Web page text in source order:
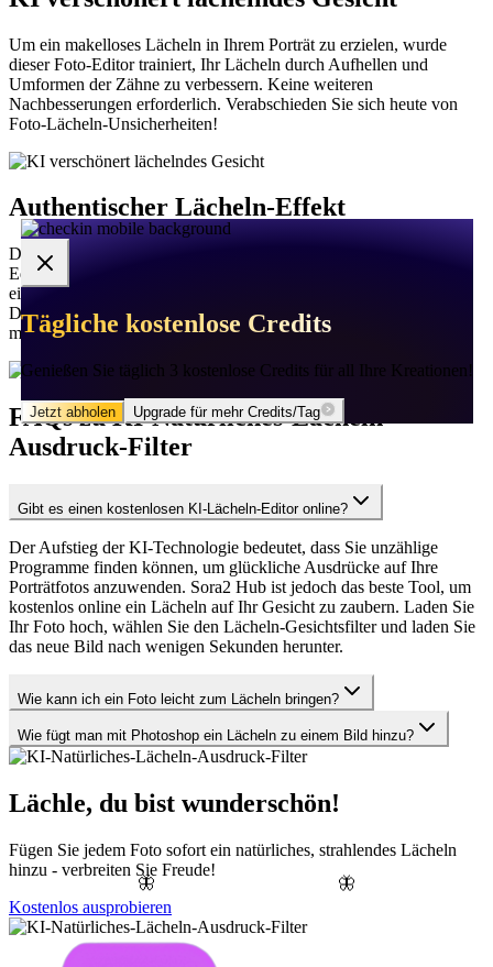
🌸 ✦
🦋 🦋
Um ein makelloses Lächeln in Ihrem Porträt zu erzielen, wurde
dieser Foto-Editor trainiert, Ihr Lächeln durch Aufhellen und
Umformen der Zähne zu verbessern. Keine weiteren
Nachbesserungen erforderlich. Verabschieden Sie sich heute von
Foto-Lächeln-Unsicherheiten!
Authentischer Lächeln-Effekt
Dank seiner hochmodernen KI-Algorithmen kann dieser Lächeln-
Editor Ihr Foto genau erkennen und analysieren und alle
einzigartigen Gesichtszüge identifizieren, die Sie ausmachen.
Danach wird ein super realistisches Lächeln generiert, das nahtlos
mit Ihrem Gesicht verschmilzt.
FAQs zu KI-Natürliches-Lächeln-
Ausdruck-Filter
Gibt es einen kostenlosen KI-Lächeln-Editor online?
Der Aufstieg der KI-Technologie bedeutet, dass Sie unzählige
Programme finden können, um glückliche Ausdrücke auf Ihre
Porträtfotos anzuwenden. Sora2 Hub ist jedoch das beste Tool, um
kostenlos online ein Lächeln auf Ihr Gesicht zu zaubern. Laden Sie
Ihr Foto hoch, wählen Sie den Lächeln-Gesichtsfilter und laden Sie
das neue Bild nach wenigen Sekunden herunter.
Wie kann ich ein Foto leicht zum Lächeln bringen?
Wie fügt man mit Photoshop ein Lächeln zu einem Bild hinzu?
Lächle, du bist wunderschön!
Fügen Sie jedem Foto sofort ein natürliches, strahlendes Lächeln
hinzu - verbreiten Sie Freude!
Kostenlos ausprobieren
Tägliche kostenlose Credits
Genießen Sie täglich 3 kostenlose Credits für all Ihre Kreationen!
Jetzt abholen Upgrade für mehr Credits/Tag
Tägliche kostenlose Credits
Genießen Sie täglich 3 kostenlose Credits für all Ihre Kreationen!
Jetzt abholen Upgrade für mehr Credits/Tag